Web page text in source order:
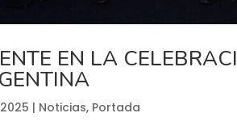
EN LA
| Noticias, Portada